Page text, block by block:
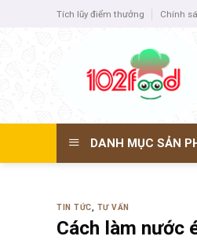
Tích lũy điểm thưởng Chính
DANH MỤC SẢN
TIN TỨC TƯ VẤN
Cách làm nước